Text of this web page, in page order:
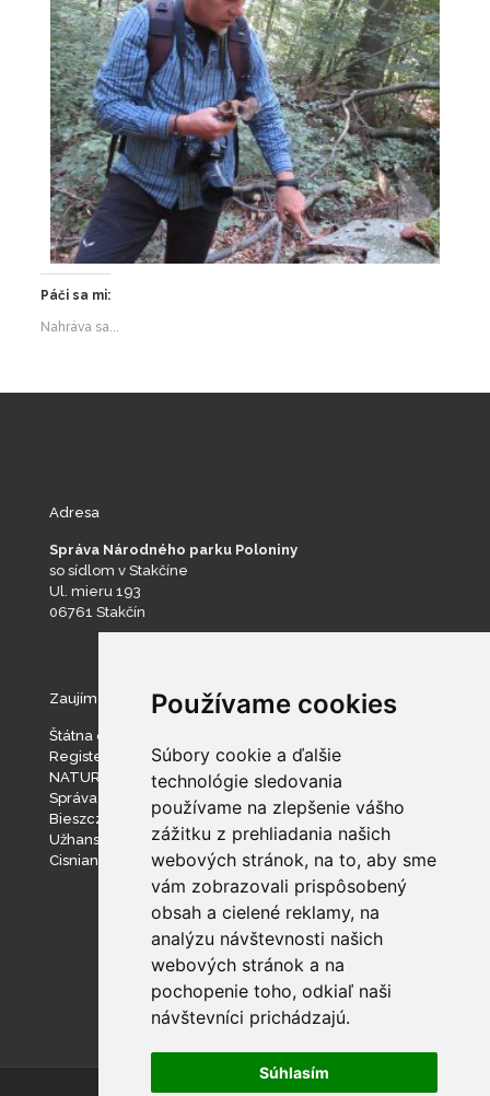
Používame cookies
Súbory cookie a ďalšie
technológie sledovania
používame na zlepšenie vášho
zážitku z prehliadania našich
webových stránok, na to, aby sme
vám zobrazovali prispôsobený
obsah a cielené reklamy, na
analýzu návštevnosti našich
webových stránok a na
pochopenie toho, odkiaľ naši
návštevníci prichádzajú.
Súhlasím
Páči sa mi:
Nahráva sa...
Adresa
Správa Národného parku Poloniny
so sídlom v Stakčíne
Ul. mieru 193
06761 Stakčín
Zaujímavé stránky
Štátna ochrana prírody SR
Register ponúkaného majetku štátu
NATURA 2000
Správa slovenských jaskýň
Bieszczadzki Park Narodowy
Užhanský národný prírodný park
Cisniansko-Wetlinský park krajobrazowy